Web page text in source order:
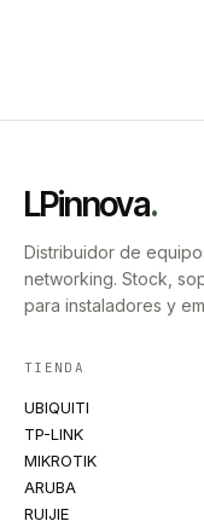
LPinnova.
Distribuidor de
networking. Stock,
para instaladores y
TIENDA
UBIQUITI
TP-LINK
MIKROTIK
ARUBA
RUIJIE